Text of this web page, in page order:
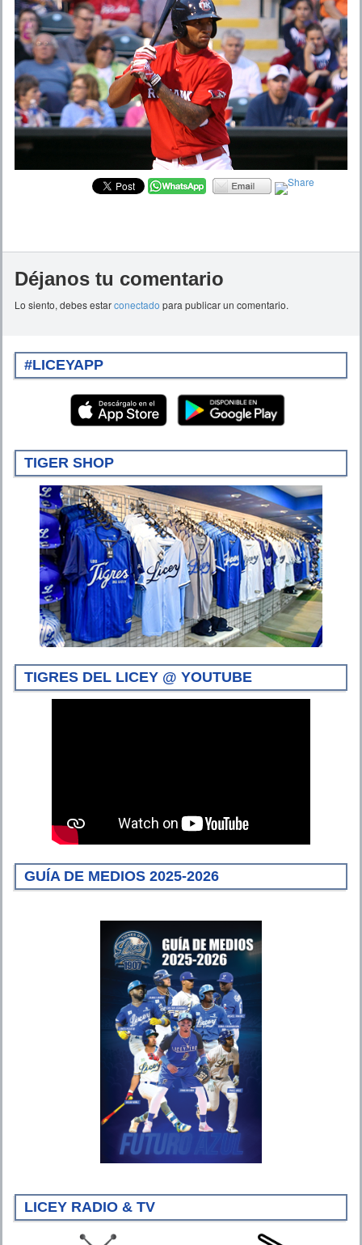
Déjanos tu comentario
Lo siento, debes estarconectado para publicar un comentario.
#LICEYAPP
TIGER SHOP
TIGRES DEL LICEY @ YOUTUBE
GUÍA DE MEDIOS 2025-2026
LICEY RADIO & TV